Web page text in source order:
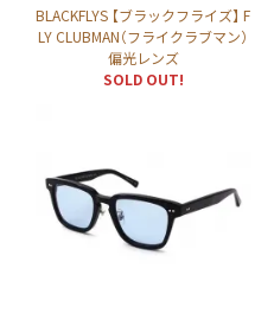
BLACKFLYS 【ブラックフライズ】 F
LY CLUBMAN（フライクラブマン）
偏光レンズ
SOLD OUT!